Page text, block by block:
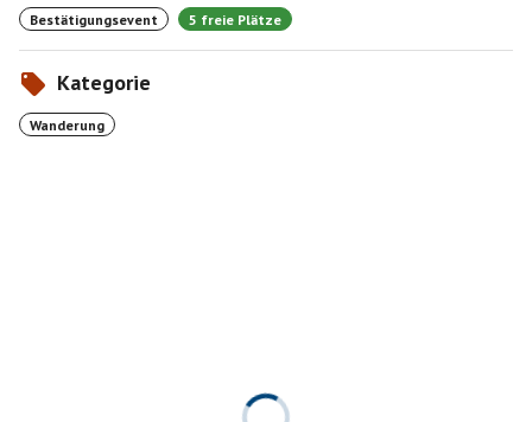
Bestätigungsevent 5 freie Plätze
Kategorie
Wanderung